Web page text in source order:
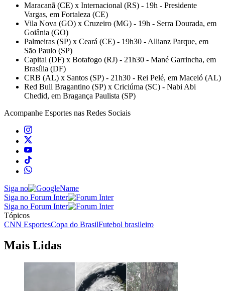
Maracanã (CE) x Internacional (RS) - 19h - Presidente
Vargas, em Fortaleza (CE)
Vila Nova (GO) x Cruzeiro (MG) - 19h - Serra Dourada, em
Goiânia (GO)
Palmeiras (SP) x Ceará (CE) - 19h30 - Allianz Parque, em
São Paulo (SP)
Capital (DF) x Botafogo (RJ) - 21h30 - Mané Garrincha, em
Brasília (DF)
CRB (AL) x Santos (SP) - 21h30 - Rei Pelé, em Maceió (AL)
Red Bull Bragantino (SP) x Criciúma (SC) - Nabi Abi
Chedid, em Bragança Paulista (SP)
Acompanhe Esportes nas Redes Sociais
Siga no
Siga no Forum Inter
Siga no Forum Inter
Tópicos
CNN EsportesCopa do BrasilFutebol brasileiro
Mais Lidas